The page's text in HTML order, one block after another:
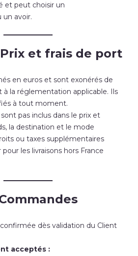
et peut choisir un
avoir.
et frais de port
en euros et sont exonérés de
la réglementation applicable. Ils
à tout moment.
pas inclus dans le prix et
la destination et le mode
ou taxes supplémentaires
les livraisons hors France
dès validation du Client
acceptés :